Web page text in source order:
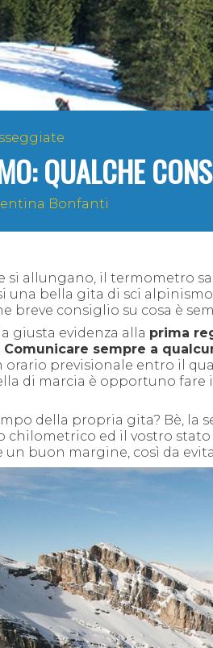
QUALCHE
Bonfanti
si allungano, il termometro
una bella gita di sci
breve consiglio su cosa è
giusta evidenza alla prima
Comunicare sempre a
previsionale entro il
di marcia è opportuno
della propria gita? Bè, la
chilometrico ed il vostro
buon margine, così da